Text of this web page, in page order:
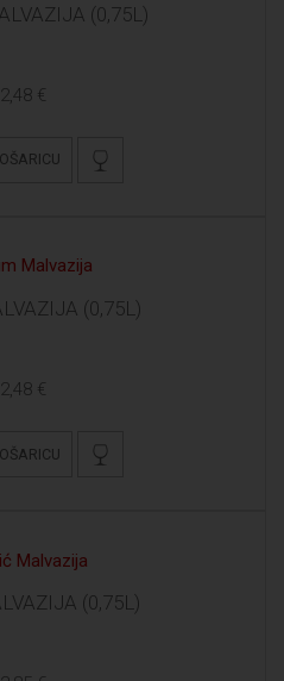
(0,75L)
€
(0,75L)
€
(0,75L)